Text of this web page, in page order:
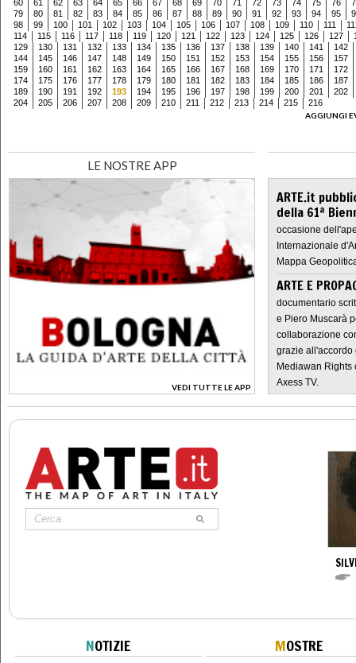
60 61 62 63 64 65 66 67 68 69 70 71 72 73 74 75 76
79
80 81 82 83 84 85 86 87 88 89 90 91 92 93 94 95
98
99 100 101 102 103 104 105 106 107 108 109 110 111
114
115 116 117 118 119 120 121 122 123 124 125 126 127
129
130 131 132 133 134 135 136 137 138 139 140 141
142
144
145 146 147 148 149 150 151 152 153 154 155 156
157
159
160 161 162 163 164 165 166 167 168 169 170 171
172
174
175 176 177 178 179 180 181 182 183 184 185 186
187
189
190 191 192 193 194 195 196 197 198 199 200 201
202
204
205 206 207 208 209 210 211 212 213 214 215
216
AGGIUNGI
LE NOSTRE APP
VEDI TUTTE LE APP
>
ARTE.it
della 61ª
occasione
Internazionale
Mappa
ARTE E
documentario
e Piero Muscarà
collaborazione
grazie all'accordo
Mediawan Rights
Axess TV.
NOTIZIE MOSTRE